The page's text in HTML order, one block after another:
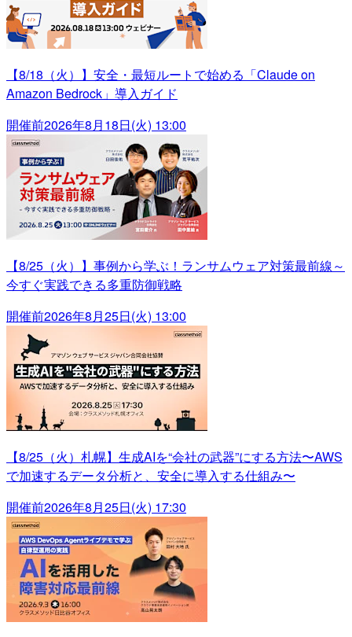
【8/18（火）】安全・最短ルートで始める「Claude on
Amazon Bedrock」導入ガイド
開催前2026年8月18日(火) 13:00
【8/25（火）】事例から学ぶ！ランサムウェア対策最前線～
今すぐ実践できる多重防御戦略
開催前2026年8月25日(火) 13:00
【8/25（火）札幌】生成AIを“会社の武器”にする方法〜AWS
で加速するデータ分析と、安全に導入する仕組み〜
開催前2026年8月25日(火) 17:30